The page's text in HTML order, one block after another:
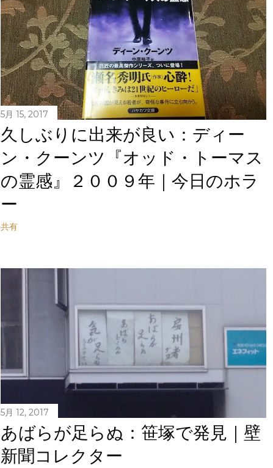
5月 15, 2017
久しぶりに出来が良い：ディー
ン・クーンツ『オッド・トーマス
の霊感』２００９年｜今日のホラ
ー
共有
5月 12, 2017
あばらが足らぬ：笹塚で発見｜壁
新聞コレクター